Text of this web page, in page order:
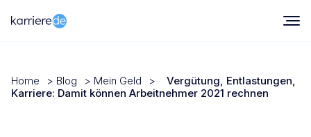
Home > Blog > Mein Geld >
Vergütung, Entlastungen,
Karriere: Damit können Arbeitnehmer 2021 rechnen